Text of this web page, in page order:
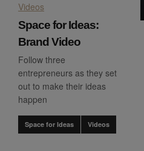
Videos
Space for Ideas:
Brand Video
Follow three
entrepreneurs as they set
out to make their ideas
happen
Space for Ideas Videos